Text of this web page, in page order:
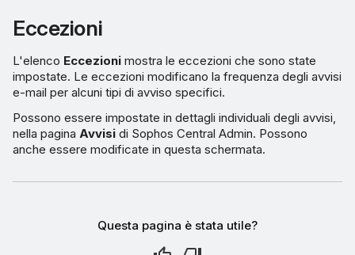
Eccezioni
L'elenco Eccezioni mostra le eccezioni che sono state
impostate. Le eccezioni modificano la frequenza degli avvisi
e-mail per alcuni tipi di avviso specifici.
Possono essere impostate in dettagli individuali degli avvisi,
nella pagina Avvisi di Sophos Central Admin. Possono
anche essere modificate in questa schermata.
Questa pagina è stata utile?